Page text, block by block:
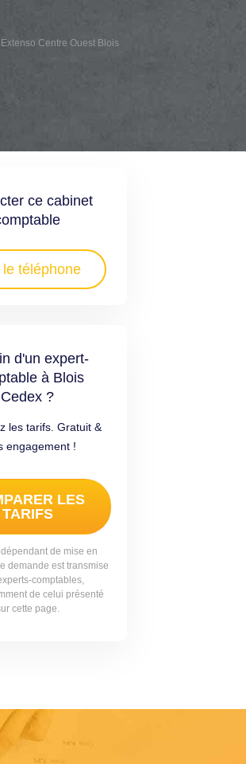
Extenso Centre Ouest Blois
ce cabinet
le téléphone
d'un expert-
à Blois
Cedex ?
les tarifs. Gratuit &
engagement !
LES
TARIFS
de mise en
demande est transmise
comptables,
de celui présenté
cette page.